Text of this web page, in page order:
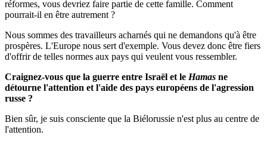
réformes, vous devriez faire partie de cette famille. Comment
pourrait-il en être autrement ?
Nous sommes des travailleurs acharnés qui ne demandons qu'à être
prospères. L'Europe nous sert d'exemple. Vous devez donc être fiers
d'offrir de telles normes aux pays qui veulent vous ressembler.
Craignez-vous que la guerre entre Israël et le Hamas ne
détourne l'attention et l'aide des pays européens de l'agression
russe ?
Bien sûr, je suis consciente que la Biélorussie n'est plus au centre de
l'attention.